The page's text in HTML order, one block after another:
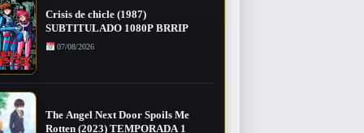
Crisis de chicle (1987)
SUBTITULADO 1080P BRRIP
07/08/2026
The Angel Next Door Spoils Me
Rotten (2023) TEMPORADA 1